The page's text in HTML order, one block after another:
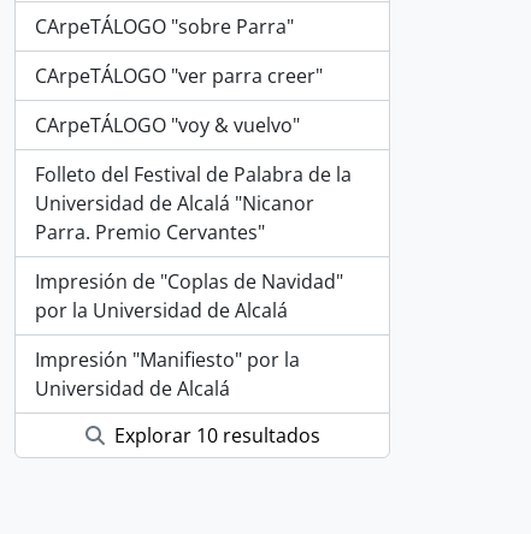
CArpeTÁLOGO "sobre Parra"
CArpeTÁLOGO "ver parra creer"
CArpeTÁLOGO "voy & vuelvo"
Folleto del Festival de Palabra de la
Universidad de Alcalá "Nicanor
Parra. Premio Cervantes"
Impresión de "Coplas de Navidad"
por la Universidad de Alcalá
Impresión "Manifiesto" por la
Universidad de Alcalá
Explorar 10 resultados